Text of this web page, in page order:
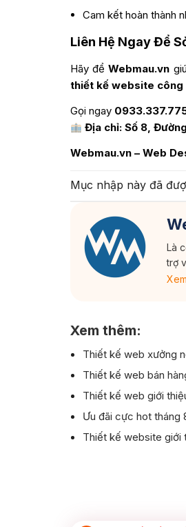
Cam kết hoàn thành
Liên Hệ Ngay Để
Hãy đểWebmau.vn
thiết kế website công
Gọi ngay
Địa chỉ: Số 8,
Webmau.vn – Web
Mục nhập này đã
Là
trợ
Xem thêm:
Thiết kế web xưởng
Thiết kế web bán
Thiết kế web giới
Ưu đãi cực hot tháng
Thiết kế website giới